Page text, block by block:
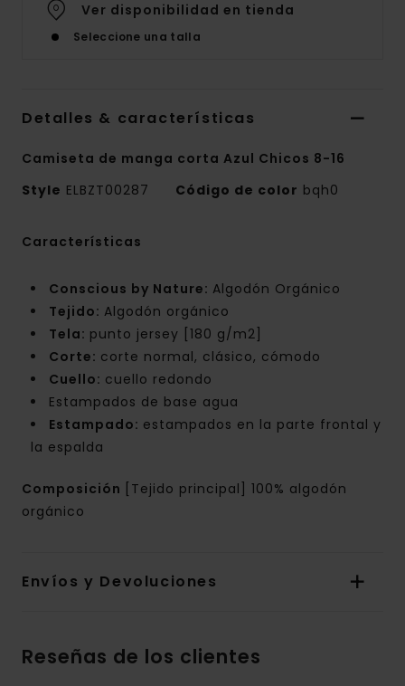
Ver disponibilidad en tienda
Seleccione una talla
Detalles & características
Camiseta de manga corta Azul Chicos 8-16
Style ELBZT00287 Código de color bqh0
Características
Conscious by Nature: Algodón Orgánico
Tejido: Algodón orgánico
Tela: punto jersey [180 g/m2]
Corte: corte normal, clásico, cómodo
Cuello: cuello redondo
Estampados de base agua
Estampado: estampados en la parte frontal y
la espalda
Composición
[Tejido principal] 100% algodón
orgánico
Envíos y Devoluciones
Reseñas de los clientes